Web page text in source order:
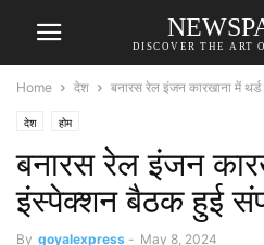
DISCOVER THE ART
Home देश बनारस रेल इंजन कारखाना में
देश होम
बनारस रेल इंजन
इंस्पेक्शन बैठक हुई
By goyalexpress - May 8, 2024